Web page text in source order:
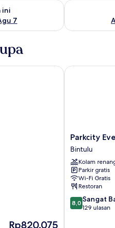
ini
7
malam ini Agu 6 - Agu 7
Periksa
Harga
Rp820.075
Parkcity
Everly
Hotel
Bintulu
Parkcity
Bintulu
Kolam
Parkir gratis
Wi-Fi Gratis
Restoran
8.0
dari
8,0 Sangat
129 ulasan
Parkcity